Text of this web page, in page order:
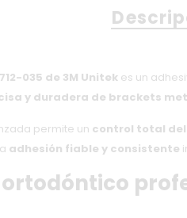
035 de 3M Unitek es un
y duradera de brackets
permite un control total
adhesión fiable y consistente